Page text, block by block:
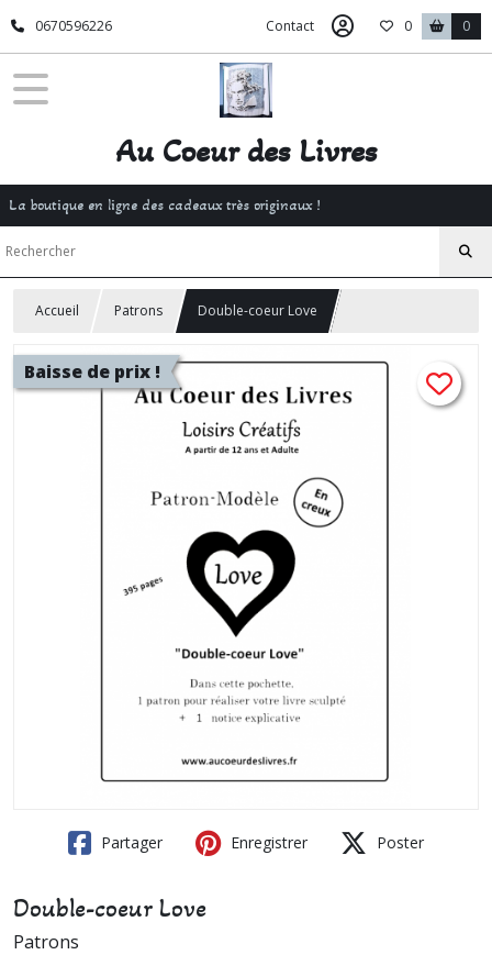
0670596226 Contact 0 0
Au Coeur des Livres
La boutique en ligne des cadeaux très originaux !
Accueil Patrons Double-coeur Love
Baisse de prix !
Partager Enregistrer Poster
Double-coeur Love
Patrons